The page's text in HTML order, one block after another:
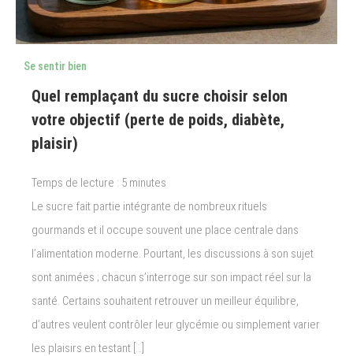
Se sentir bien
Quel remplaçant du sucre choisir selon
votre objectif (perte de poids, diabète,
plaisir)
Temps de lecture : 5 minutes
Le sucre fait partie intégrante de nombreux rituels
gourmands et il occupe souvent une place centrale dans
l’alimentation moderne. Pourtant, les discussions à son sujet
sont animées ; chacun s’interroge sur son impact réel sur la
santé. Certains souhaitent retrouver un meilleur équilibre,
d’autres veulent contrôler leur glycémie ou simplement varier
les plaisirs en testant […]